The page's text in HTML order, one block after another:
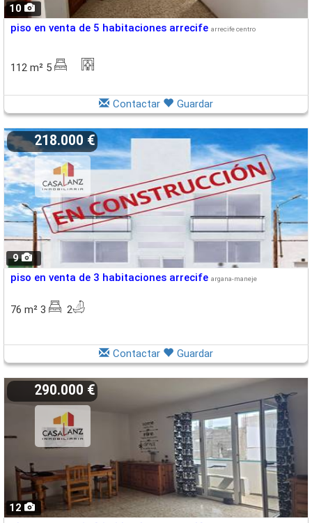
10
piso en venta de 5 habitaciones arrecife arrecife centro
112 m² 5
Contactar Guardar
9
218.000 €
piso en venta de 3 habitaciones arrecife argana-maneje
76 m² 3 2
Contactar Guardar
12
290.000 €